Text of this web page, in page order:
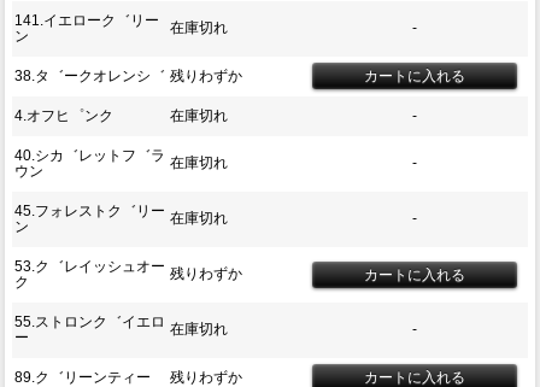
141.イエローク゛リー
ン
在庫切れ -
38.タ゛ークオレンシ゛ 残りわずか
4.オフヒ゜ンク 在庫切れ -
40.シカ゛レットフ゛ラ
ウン
在庫切れ -
45.フォレストク゛リー
ン
在庫切れ -
53.ク゛レイッシュオー
ク
残りわずか
55.ストロンク゛イエロ
ー
在庫切れ -
89.ク゛リーンティー 残りわずか